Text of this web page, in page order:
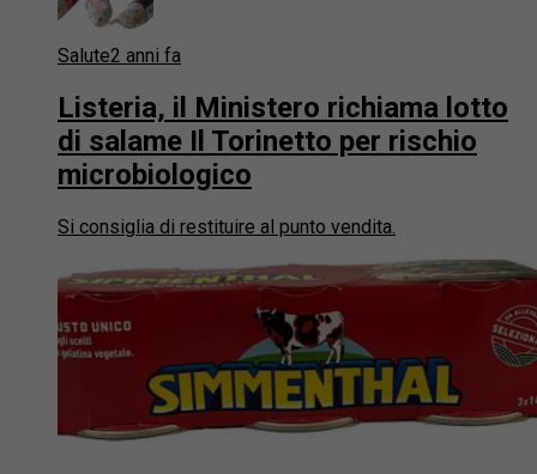
Salute2 anni fa
Listeria, il Ministero richiama lotto
di salame Il Torinetto per rischio
microbiologico
Si consiglia di restituire al punto vendita.